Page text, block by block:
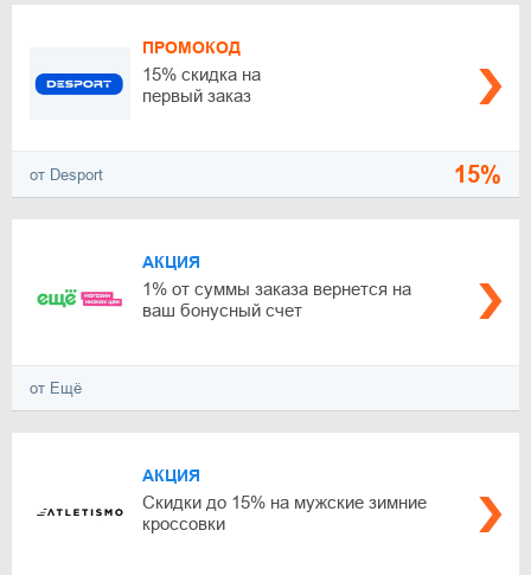
ПРОМОКОД
15% скидка на
первый заказ
от Desport 15%
АКЦИЯ
1% от суммы заказа вернется на
ваш бонусный счет
от Ещё
АКЦИЯ
Скидки до 15% на мужские зимние
кроссовки